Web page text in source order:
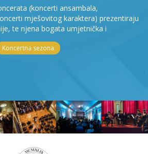
(koncerti ansambala,
mješovitog karaktera) prezentiraju
te njena bogata umjetnička i
Koncertna sezona